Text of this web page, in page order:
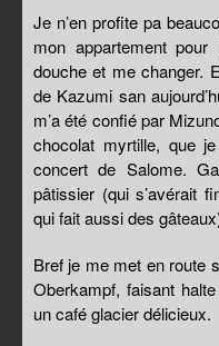
Je n’en profite pa
mon appartement
douche et me changer.
de Kazumi san
m’a été confié par
chocolat myrtille, que
concert de Salome.
pâtissier (qui s’avérait
qui fait aussi des
Bref je me met en route
Oberkampf, faisant
un café glacier délicieux.